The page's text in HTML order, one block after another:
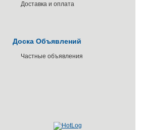
Доставка и оплата
Доска Объявлений
Частные объявления